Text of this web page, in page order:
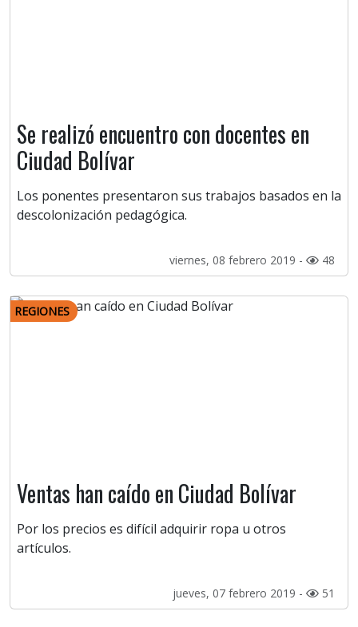
Se realizó encuentro con docentes en
Ciudad Bolívar
Los ponentes presentaron sus trabajos basados en la
descolonización pedagógica.
viernes, 08 febrero 2019 - 48
REGIONES
Ventas han caído en Ciudad Bolívar
Por los precios es difícil adquirir ropa u otros
artículos.
jueves, 07 febrero 2019 - 51